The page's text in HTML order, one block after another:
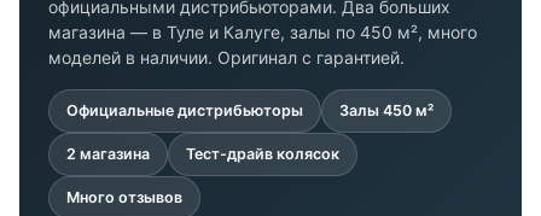
официальными дистрибьюторами. Два больших
магазина — в Туле и Калуге, залы по 450 м², много
моделей в наличии. Оригинал с гарантией.
Официальные дистрибьюторы Залы 450 м²
2 магазина Тест-драйв колясок
Много отзывов